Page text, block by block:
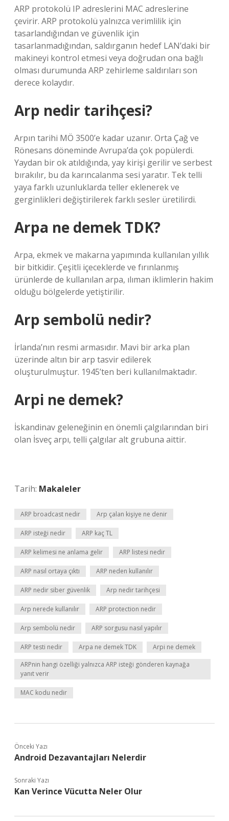
ARP protokolü IP adreslerini MAC adreslerine
çevirir. ARP protokolü yalnızca verimlilik için
tasarlandığından ve güvenlik için
tasarlanmadığından, saldırganın hedef LAN’daki bir
makineyi kontrol etmesi veya doğrudan ona bağlı
olması durumunda ARP zehirleme saldırıları son
derece kolaydır.
Arp nedir tarihçesi?
Arpın tarihi MÖ 3500’e kadar uzanır. Orta Çağ ve
Rönesans döneminde Avrupa’da çok popülerdi.
Yaydan bir ok atıldığında, yay kirişi gerilir ve serbest
bırakılır, bu da karıncalanma sesi yaratır. Tek telli
yaya farklı uzunluklarda teller eklenerek ve
gerginlikleri değiştirilerek farklı sesler üretilirdi.
Arpa ne demek TDK?
Arpa, ekmek ve makarna yapımında kullanılan yıllık
bir bitkidir. Çeşitli içeceklerde ve fırınlanmış
ürünlerde de kullanılan arpa, ılıman iklimlerin hakim
olduğu bölgelerde yetiştirilir.
Arp sembolü nedir?
İrlanda’nın resmi armasıdır. Mavi bir arka plan
üzerinde altın bir arp tasvir edilerek
oluşturulmuştur. 1945’ten beri kullanılmaktadır.
Arpi ne demek?
İskandinav geleneğinin en önemli çalgılarından biri
olan İsveç arpı, telli çalgılar alt grubuna aittir.
Tarih: Makaleler
ARP broadcast nedir Arp çalan kişiye ne denir
ARP isteği nedir ARP kaç TL
ARP kelimesi ne anlama gelir ARP listesi nedir
ARP nasıl ortaya çıktı ARP neden kullanılır
ARP nedir siber güvenlik Arp nedir tarihçesi
Arp nerede kullanılır ARP protection nedir
Arp sembolü nedir ARP sorgusu nasıl yapılır
ARP testi nedir Arpa ne demek TDK
Arpi ne demek
ARPnin hangi özelliği yalnızca ARP isteği gönderen kaynağa
yanıt verir
MAC kodu nedir
Önceki Yazı
Android Dezavantajları Nelerdir
Sonraki Yazı
Kan Verince Vücutta Neler Olur